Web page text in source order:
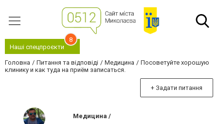
Наші спецпроєкти
8
Головна Питання та відповіді Медицина
Посоветуйте хорошую
клинику и как туда на приём записаться.
+ Задати питання
Медицина /